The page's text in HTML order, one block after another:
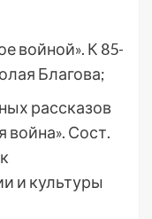
войной». К 85-
Благова;
рассказов
война». Сост.
и культуры